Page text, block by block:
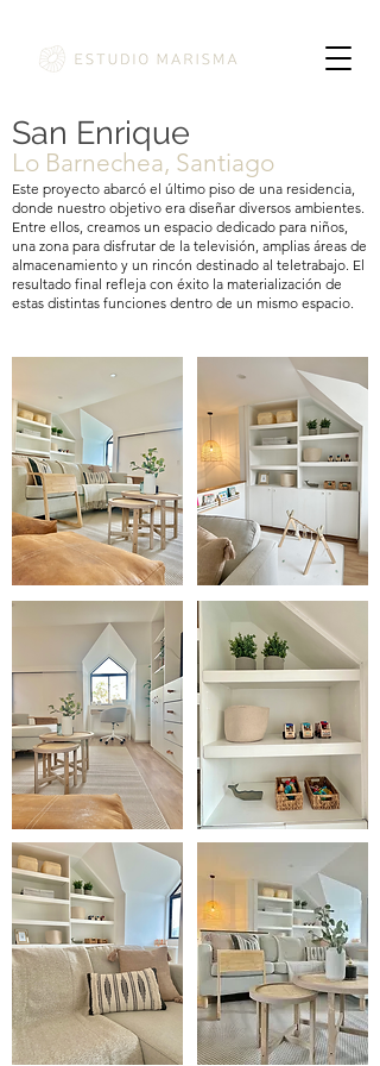
Lo Barnechea, Santiago
San Enrique
Este proyecto abarcó el último piso de una residencia,
donde nuestro objetivo era diseñar diversos ambientes.
Entre ellos, creamos un espacio dedicado para niños,
una zona para disfrutar de la televisión, amplias áreas de
almacenamiento y un rincón destinado al teletrabajo. El
resultado final refleja con éxito la materialización de
estas distintas funciones dentro de un mismo espacio.